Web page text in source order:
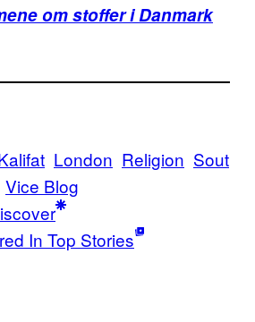
om stoffer i Danmark
London Religion Sout
Vice Blog
In Top Stories